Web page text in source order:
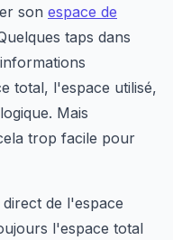
son espace de
taps dans
total, l'espace utilisé,
Mais
trop facile pour
de l'espace
l'espace total